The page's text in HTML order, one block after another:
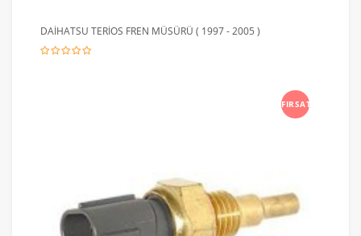
DAİHATSU TERİOS FREN MÜSÜRÜ ( 1997 - 2005 )
FIRSAT